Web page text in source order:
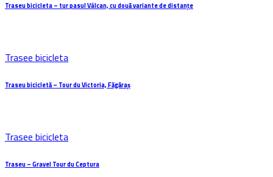
Traseu bicicleta – tur pasul Vâlcan, cu două variante de distanțe
Trasee bicicleta
Traseu bicicletă – Tour du Victoria, Făgăraș
Trasee bicicleta
Traseu – Gravel Tour du Ceptura